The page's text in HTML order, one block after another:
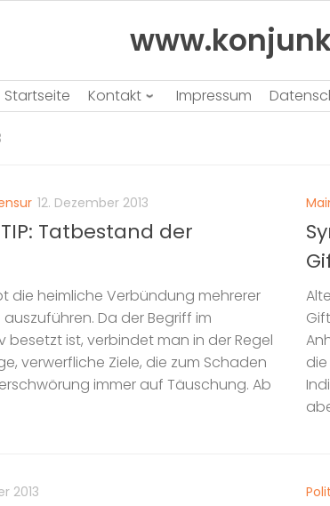
Startseite Kontakt Impressum
12. Dezember 2013
Tatbestand der
die heimliche Verbündung mehrerer
Da der Begriff im
ist, verbindet man in der Regel
verwerfliche Ziele, die zum Schaden
immer auf Täuschung. Ab
2013